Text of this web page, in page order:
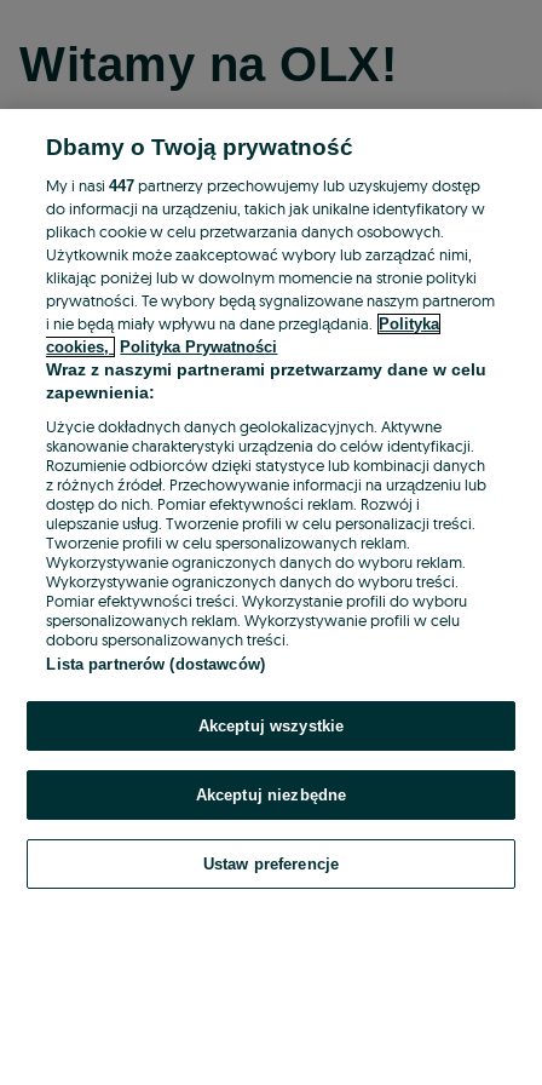
Witamy na OLX!
Kontynuuj przez Facebooka
Kontynuuj przez konto Apple
Kontynuuj przez konto Google
LUB
E-mail
Hasło
Nie pamiętasz hasła?
Zaloguj się
Kontynuując za pośrednictwem jednego z dostawców wskazanych powyżej,
Regulamin serwisu OLX.pl w jego aktualnym brzmieniu.
Dbamy o Twoją prywatność
My i nasi447 partnerzy przechowujemy lub uzyskujemy dostęp
do informacji na urządzeniu, takich jak unikalne identyfikatory w
plikach cookie w celu przetwarzania danych osobowych.
Użytkownik może zaakceptować wybory lub zarządzać nimi,
klikając poniżej lub w dowolnym momencie na stronie polityki
prywatności. Te wybory będą sygnalizowane naszym partnerom
i nie będą miały wpływu na dane przeglądania.
Polityka
cookies,
Polityka Prywatności
Wraz z naszymi partnerami przetwarzamy dane w celu
zapewnienia:
Użycie dokładnych danych geolokalizacyjnych. Aktywne
skanowanie charakterystyki urządzenia do celów identyfikacji.
Rozumienie odbiorców dzięki statystyce lub kombinacji danych
z różnych źródeł. Przechowywanie informacji na urządzeniu lub
dostęp do nich. Pomiar efektywności reklam. Rozwój i
ulepszanie usług. Tworzenie profili w celu personalizacji treści.
Tworzenie profili w celu spersonalizowanych reklam.
Wykorzystywanie ograniczonych danych do wyboru reklam.
Wykorzystywanie ograniczonych danych do wyboru treści.
Pomiar efektywności treści. Wykorzystanie profili do wyboru
spersonalizowanych reklam. Wykorzystywanie profili w celu
doboru spersonalizowanych treści.
Lista partnerów (dostawców)
Akceptuj wszystkie
Akceptuj niezbędne
Ustaw preferencje